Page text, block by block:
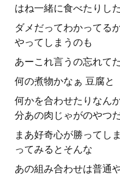
はね一緒に食べたりし
ダメだってわかってる
やってしまうのも
あーこれ言うの忘れて
何の煮物かなぁ 豆腐と
何かを合わせたりなん
分あの肉じゃがのやつ
まあ好奇心が勝ってし
ってみるとそんな
あの組み合わせは普通